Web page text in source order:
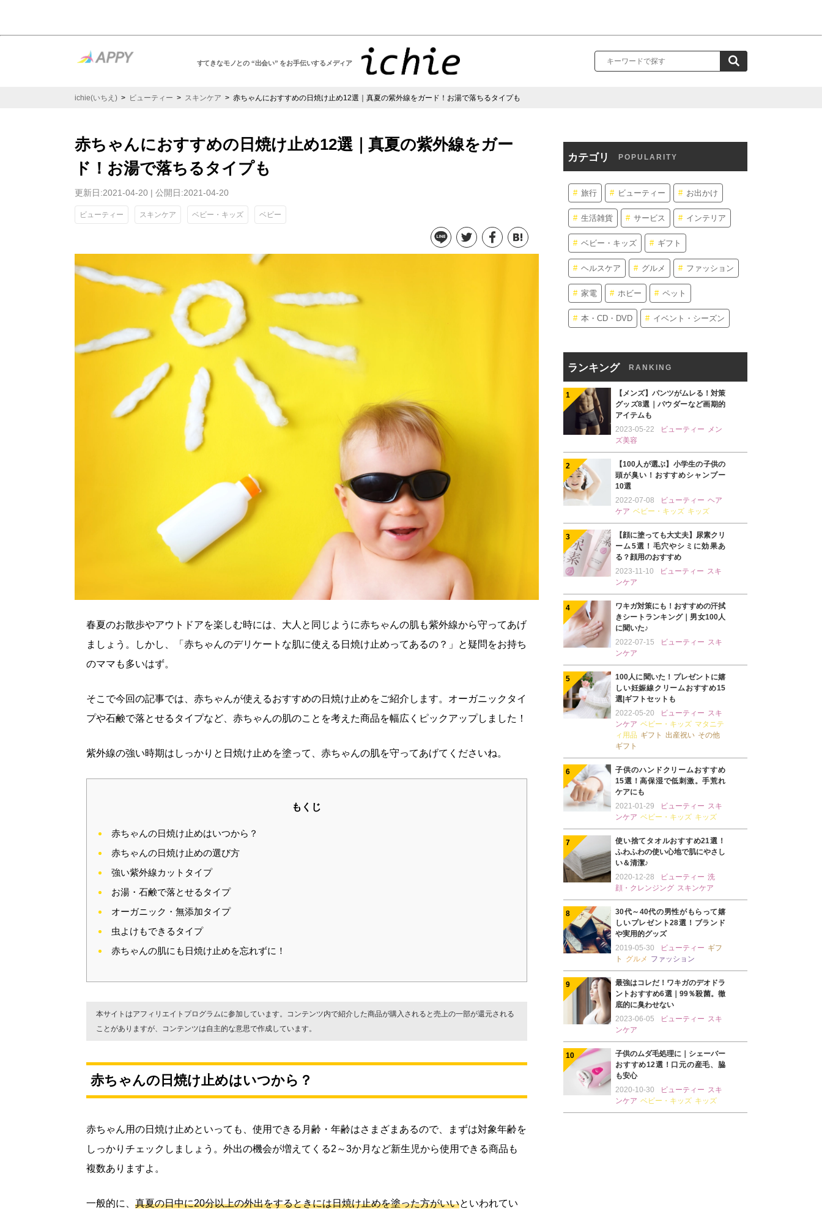
すてきなモノとの “出会い” をお手伝いするメディア
ichie(いちえ) > ビューティー > スキンケア > 赤ちゃんにおすすめの日焼け止め12選｜真夏の紫外線をガード！お湯で落ちるタイプも
赤ちゃんにおすすめの日焼け止め12選｜真夏の紫外線をガー
ド！お湯で落ちるタイプも
更新日:2021-04-20 | 公開日:2021-04-20
ビューティー スキンケア ベビー・キッズ ベビー
春夏のお散歩やアウトドアを楽しむ時には、大人と同じように赤ちゃんの肌も紫外線から守ってあげ
ましょう。しかし、「赤ちゃんのデリケートな肌に使える日焼け止めってあるの？」と疑問をお持ち
のママも多いはず。
そこで今回の記事では、赤ちゃんが使えるおすすめの日焼け止めをご紹介します。オーガニックタイ
プや石鹸で落とせるタイプなど、赤ちゃんの肌のことを考えた商品を幅広くピックアップしました！
紫外線の強い時期はしっかりと日焼け止めを塗って、赤ちゃんの肌を守ってあげてくださいね。
もくじ
赤ちゃんの日焼け止めはいつから？
赤ちゃんの日焼け止めの選び方
強い紫外線カットタイプ
お湯・石鹸で落とせるタイプ
オーガニック・無添加タイプ
虫よけもできるタイプ
赤ちゃんの肌にも日焼け止めを忘れずに！
本サイトはアフィリエイトプログラムに参加しています。コンテンツ内で紹介した商品が購入されると売上の一部が還元される
ことがありますが、コンテンツは自主的な意思で作成しています。
赤ちゃんの日焼け止めはいつから？
赤ちゃん用の日焼け止めといっても、使用できる月齢・年齢はさまざまあるので、まずは対象年齢を
しっかりチェックしましょう。外出の機会が増えてくる2～3か月など新生児から使用できる商品も
複数ありますよ。
一般的に、 真夏の日中に20分以上の外出をするときには日焼け止めを塗った方がいいといわれてい
カテゴリ POPULARITY
旅行 ビューティー お出かけ
生活雑貨 サービス インテリア
ベビー・キッズ ギフト
ヘルスケア グルメ ファッション
家電 ホビー ペット
本・CD・DVD イベント・シーズン
ランキング RANKING
【メンズ】パンツがムレる！対策
グッズ8選｜パウダーなど画期的
アイテムも
2023-05-22
ビューティー メン
ズ美容
【100人が選ぶ】小学生の子供の
頭が臭い！おすすめシャンプー
10選
2022-07-08
ビューティー ヘア
ケア ベビー・キッズ キッズ
【顔に塗っても大丈夫】尿素クリ
ーム5選！毛穴やシミに効果あ
る？顔用のおすすめ
2023-11-10
ビューティー スキ
ンケア
ワキガ対策にも！おすすめの汗拭
きシートランキング｜男女100人
に聞いた♪
2022-07-15
ビューティー スキ
ンケア
100人に聞いた！プレゼントに嬉
しい妊娠線クリームおすすめ15
選|ギフトセットも
2022-05-20
ビューティー スキ
ンケア ベビー・キッズ マタニテ
ィ用品 ギフト 出産祝い その他
ギフト
子供のハンドクリームおすすめ
15選！高保湿で低刺激。手荒れ
ケアにも
2021-01-29
ビューティー スキ
ンケア ベビー・キッズ キッズ
使い捨てタオルおすすめ21選！
ふわふわの使い心地で肌にやさし
い＆清潔♪
2020-12-28
ビューティー 洗
顔・クレンジング スキンケア
30代～40代の男性がもらって嬉
しいプレゼント28選！ブランド
や実用的グッズ
2019-05-30
ビューティー ギフ
ト
グルメ ファッション
最強はコレだ！ワキガのデオドラ
ントおすすめ6選｜99％殺菌。徹
底的に臭わせない
2023-06-05
ビューティー スキ
ンケア
子供のムダ毛処理に｜シェーバー
おすすめ12選！口元の産毛、脇
も安心
2020-10-30
ビューティー スキ
ンケア ベビー・キッズ キッズ